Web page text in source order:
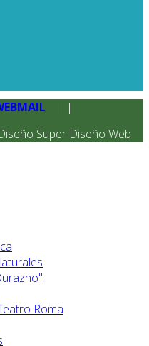
||
Super Diseño Web
Roma